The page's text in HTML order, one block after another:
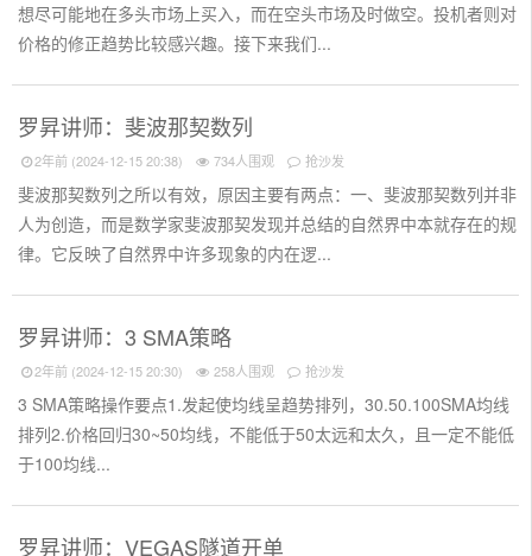
想尽可能地在多头市场上买入，而在空头市场及时做空。投机者则对
价格的修正趋势比较感兴趣。接下来我们...
罗昇讲师：斐波那契数列
2年前 (2024-12-15 20:38) 734人围观 抢沙发
斐波那契数列之所以有效，原因主要有两点：一、斐波那契数列并非
人为创造，而是数学家斐波那契发现并总结的自然界中本就存在的规
律。它反映了自然界中许多现象的内在逻...
罗昇讲师：3 SMA策略
2年前 (2024-12-15 20:30) 258人围观 抢沙发
3 SMA策略操作要点1.发起使均线呈趋势排列，30.50.100SMA均线
排列2.价格回归30~50均线，不能低于50太远和太久，且一定不能低
于100均线...
罗昇讲师：VEGAS隧道开单